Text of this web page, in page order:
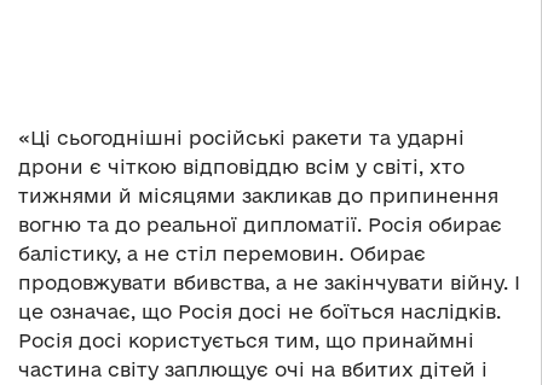
«Ці сьогоднішні російські ракети та ударні
дрони є чіткою відповіддю всім у світі, хто
тижнями й місяцями закликав до припинення
вогню та до реальної дипломатії. Росія обирає
балістику, а не стіл перемовин. Обирає
продовжувати вбивства, а не закінчувати війну. І
це означає, що Росія досі не боїться наслідків.
Росія досі користується тим, що принаймні
частина світу заплющує очі на вбитих дітей і